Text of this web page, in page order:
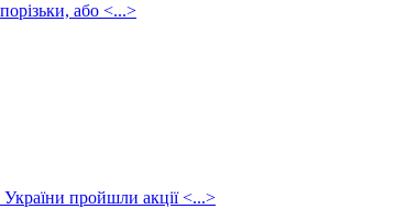
або <...>
України пройшли акції <...>